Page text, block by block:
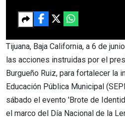
Tijuana, Baja California, a 6 de
las acciones instruidas por el
Burgueño Ruiz, para fortalecer la
Educación Pública Municipal
sábado el evento 'Brote de
el marco del Día Nacional de la